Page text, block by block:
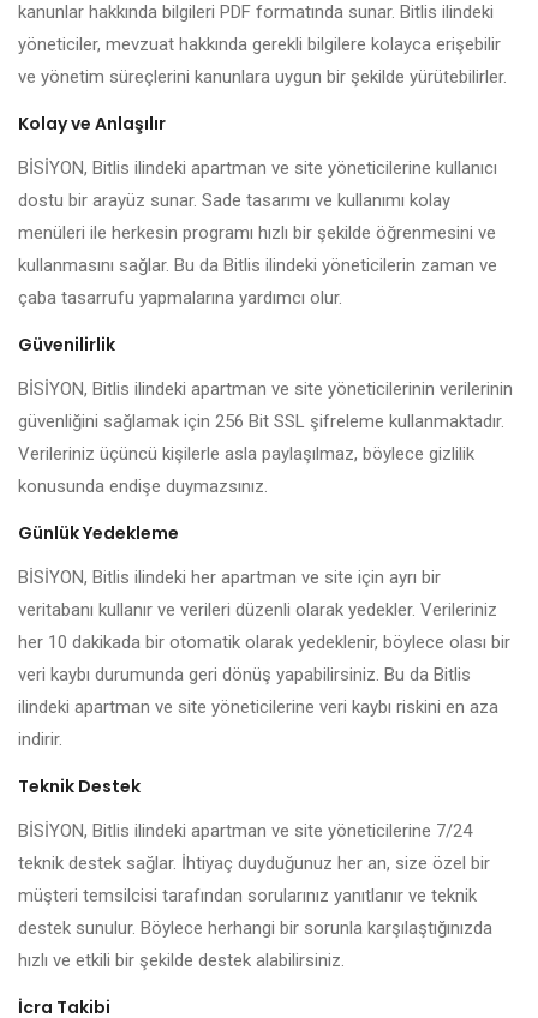
kanunlar hakkında bilgileri PDF formatında sunar. Bitlis ilindeki
yöneticiler, mevzuat hakkında gerekli bilgilere kolayca erişebilir
ve yönetim süreçlerini kanunlara uygun bir şekilde yürütebilirler.
Kolay ve Anlaşılır
BİSİYON, Bitlis ilindeki apartman ve site yöneticilerine kullanıcı
dostu bir arayüz sunar. Sade tasarımı ve kullanımı kolay
menüleri ile herkesin programı hızlı bir şekilde öğrenmesini ve
kullanmasını sağlar. Bu da Bitlis ilindeki yöneticilerin zaman ve
çaba tasarrufu yapmalarına yardımcı olur.
Güvenilirlik
BİSİYON, Bitlis ilindeki apartman ve site yöneticilerinin verilerinin
güvenliğini sağlamak için 256 Bit SSL şifreleme kullanmaktadır.
Verileriniz üçüncü kişilerle asla paylaşılmaz, böylece gizlilik
konusunda endişe duymazsınız.
Günlük Yedekleme
BİSİYON, Bitlis ilindeki her apartman ve site için ayrı bir
veritabanı kullanır ve verileri düzenli olarak yedekler. Verileriniz
her 10 dakikada bir otomatik olarak yedeklenir, böylece olası bir
veri kaybı durumunda geri dönüş yapabilirsiniz. Bu da Bitlis
ilindeki apartman ve site yöneticilerine veri kaybı riskini en aza
indirir.
Teknik Destek
BİSİYON, Bitlis ilindeki apartman ve site yöneticilerine 7/24
teknik destek sağlar. İhtiyaç duyduğunuz her an, size özel bir
müşteri temsilcisi tarafından sorularınız yanıtlanır ve teknik
destek sunulur. Böylece herhangi bir sorunla karşılaştığınızda
hızlı ve etkili bir şekilde destek alabilirsiniz.
İcra Takibi